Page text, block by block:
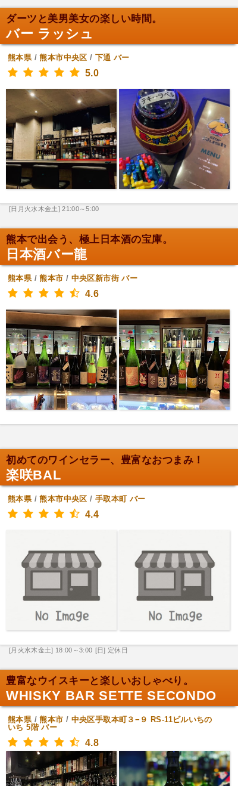
ダーツと美男美女の楽しい時間。
バー ラッシュ
熊本県/熊本市中央区 / 下通 バー
5.0
[日月火水木金土] 21:00～5:00
熊本で出会う、極上日本酒の宝庫。
日本酒バー龍
熊本県/熊本市 / 中央区新市街 バー
4.6
初めてのワインセラー、豊富なおつまみ！
楽咲BAL
熊本県/熊本市中央区 / 手取本町 バー
4.4
[月火水木金土] 18:00～3:00 [日] 定休日
豊富なウイスキーと楽しいおしゃべり。
WHISKY BAR SETTE SECONDO
熊本県/熊本市 / 中央区手取本町３−９ RS-11ビルいちの
いち 5階 バー
4.8